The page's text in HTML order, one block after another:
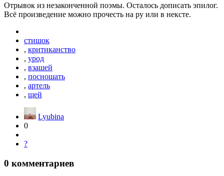
Отрывок из незаконченной поэмы. Осталось дописать эпилог.
Всё произведение можно прочесть на ру или в нексте.
стишок
, критиканство
, урод
, взашей
, посношать
, артель
, щей
Lyubina
0
?
0 комментариев